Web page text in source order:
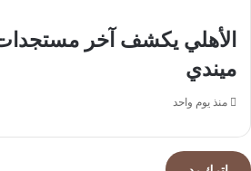
الأهلي يكشف آخر
ميندي
منذ يوم واحد